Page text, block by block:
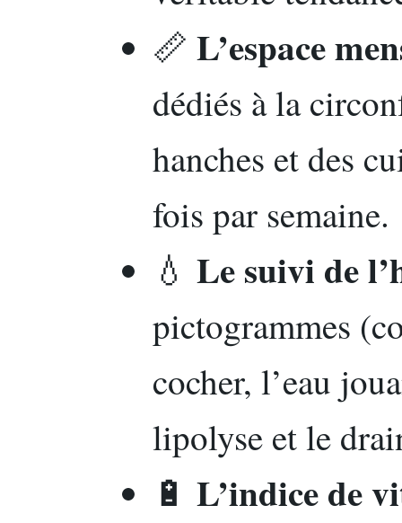
📏 L’espace
dédiés à la
hanches et des
fois par semaine.
💧 Le suivi de
pictogrammes
cocher, l’eau
lipolyse et le
🔋 L’indice de